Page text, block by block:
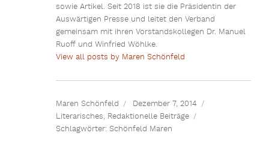
sowie Artikel. Seit 2018 ist sie die Präsidentin der
Auswärtigen Presse und leitet den Verband
gemeinsam mit ihren Vorstandskollegen Dr. Manuel
Ruoff und Winfried Wöhlke.
View all posts by Maren Schönfeld
Maren Schönfeld
Dezember 7, 2014
Literarisches, Redaktionelle Beiträge
Schlagwörter: Schönfeld Maren